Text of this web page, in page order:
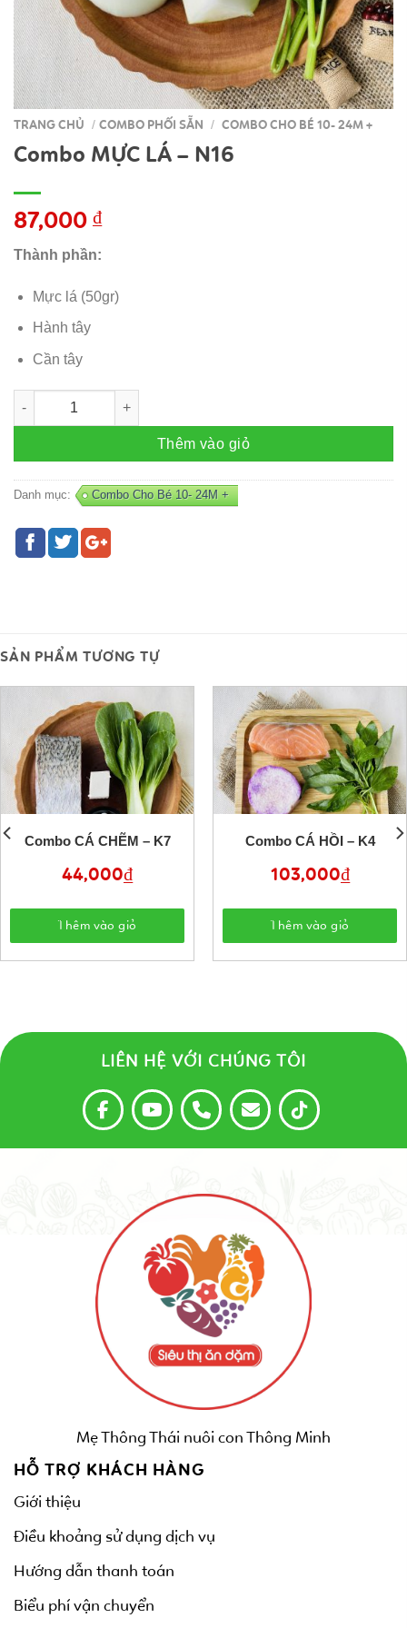
TRANG CHỦ / COMBO PHỐI SẴN / COMBO CHO BÉ 10- 24M +
Combo MỰC LÁ – N16
87,000 ₫
Thành phần:
Mực lá (50gr)
Hành tây
Cần tây
Combo MỰC LÁ - N16 số lượng
Thêm vào giỏ
Danh mục: Combo Cho Bé 10- 24M +
SẢN PHẨM TƯƠNG TỰ
Combo CÁ CHẼM – K7
44,000₫
Thêm vào giỏ
Combo CÁ HỒI – K4
103,000₫
Thêm vào giỏ
LIÊN HỆ VỚI CHÚNG TÔI
Mẹ Thông Thái nuôi con Thông Minh
HỖ TRỢ KHÁCH HÀNG
Giới thiệu
Điều khoảng sử dụng dịch vụ
Hướng dẫn thanh toán
Biểu phí vận chuyển